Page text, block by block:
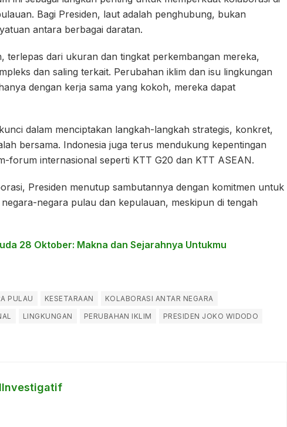
Bagi Presiden, laut adalah penghubung, bukan
antara berbagai daratan.
terlepas dari ukuran dan tingkat perkembangan mereka,
dan saling terkait. Perubahan iklim dan isu lingkungan
dengan kerja sama yang kokoh, mereka dapat
dalam menciptakan langkah-langkah strategis, konkret,
bersama. Indonesia juga terus mendukung kepentingan
forum internasional seperti KTT G20 dan KTT ASEAN.
Presiden menutup sambutannya dengan komitmen untuk
negara pulau dan kepulauan, meskipun di tengah
28 Oktober: Makna dan Sejarahnya Untukmu
PULAU KESETARAAN
KOLABORASI ANTAR NEGARA
LINGKUNGAN PERUBAHAN IKLIM
PRESIDEN JOKO WIDODO